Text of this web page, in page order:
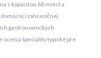
s kapacitou 68 miest a
i zahraničnej
gastronomických
špeciality typické pre